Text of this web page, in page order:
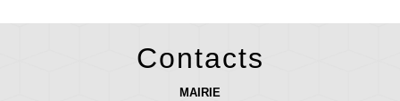
Contacts
MAIRIE